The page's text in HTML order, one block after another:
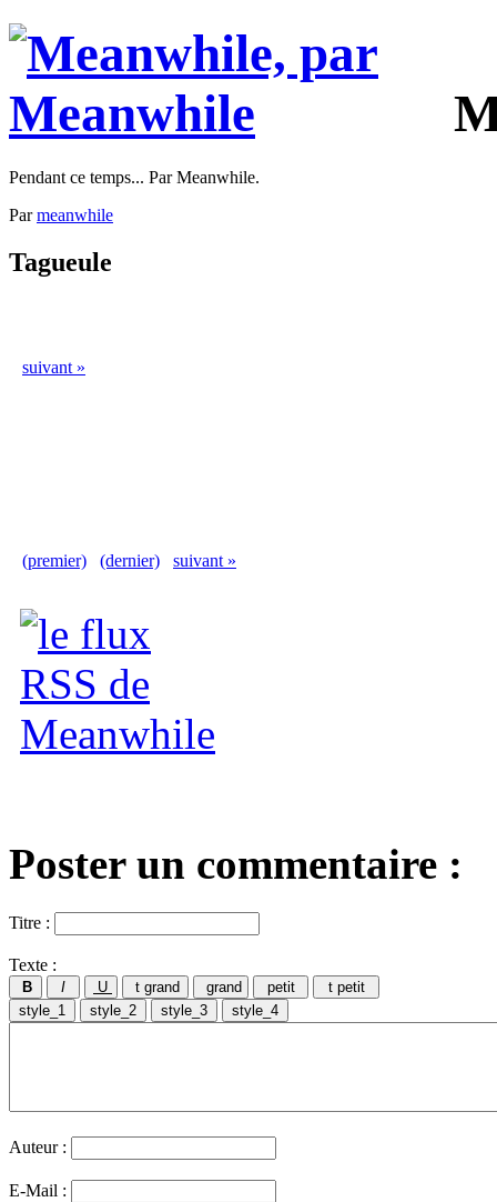
Pendant ce temps... Par Meanwhile.
Parmeanwhile
Tagueule
suivant »
(premier) (dernier) suivant »
Poster un commentaire :
Titre :
Texte :
Auteur :
E-Mail :